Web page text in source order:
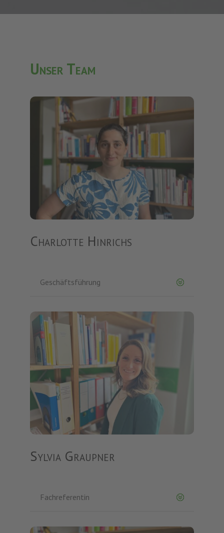
Unser Team
Charlotte Hinrichs
Geschäftsführung
Sylvia Graupner
Fachreferentin